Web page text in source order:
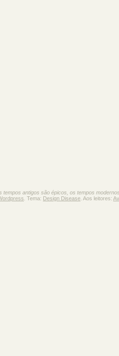
tempos antigos são épicos, os tempos
. Tema: Design Disease . Aos leitores: